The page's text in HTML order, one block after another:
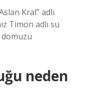
Kral” adlı
Timon adlı su
neden